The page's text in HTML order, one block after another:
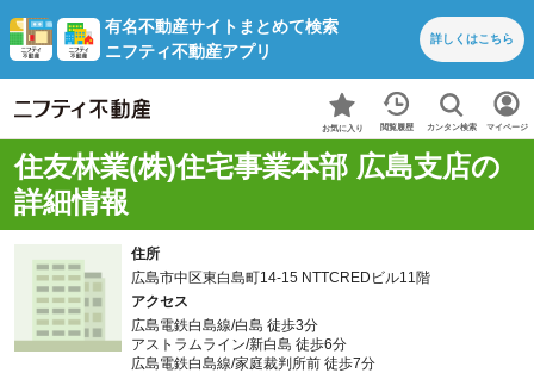
有名不動産サイトまとめて検索
ニフティ不動産アプリ
詳しくはこちら
お気に入り 閲覧履歴 カンタン検索 マイページ
住友林業(株)住宅事業本部 広島支店の
詳細情報
住所
広島市中区東白島町14-15 NTTCREDビル11階
アクセス
広島電鉄白島線/白島 徒歩3分
アストラムライン/新白島 徒歩6分
広島電鉄白島線/家庭裁判所前 徒歩7分